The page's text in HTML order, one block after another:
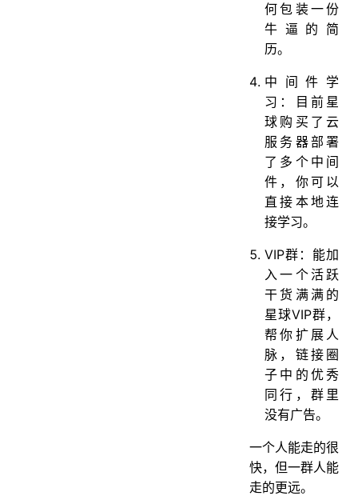
何包装一份
牛逼的简
历。
中间件学
习：目前星
球购买了云
服务器部署
了多个中间
件，你可以
直接本地连
接学习。
VIP群：能加
入一个活跃
干货满满的
星球VIP群，
帮你扩展人
脉，链接圈
子中的优秀
同行，群里
没有广告。
一个人能走的很
快，但一群人能
走的更远。